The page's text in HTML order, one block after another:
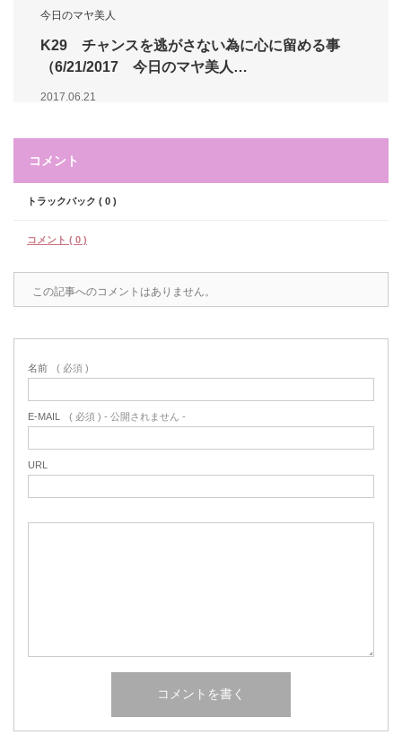
今日のマヤ美人
K29 チャンスを逃がさない為に心に留める事
（6/21/2017 今日のマヤ美人…
2017.06.21
コメント
トラックバック ( 0 )
コメント ( 0 )
この記事へのコメントはありません。
名前 ( 必須 )
E-MAIL ( 必須 ) - 公開されません -
URL